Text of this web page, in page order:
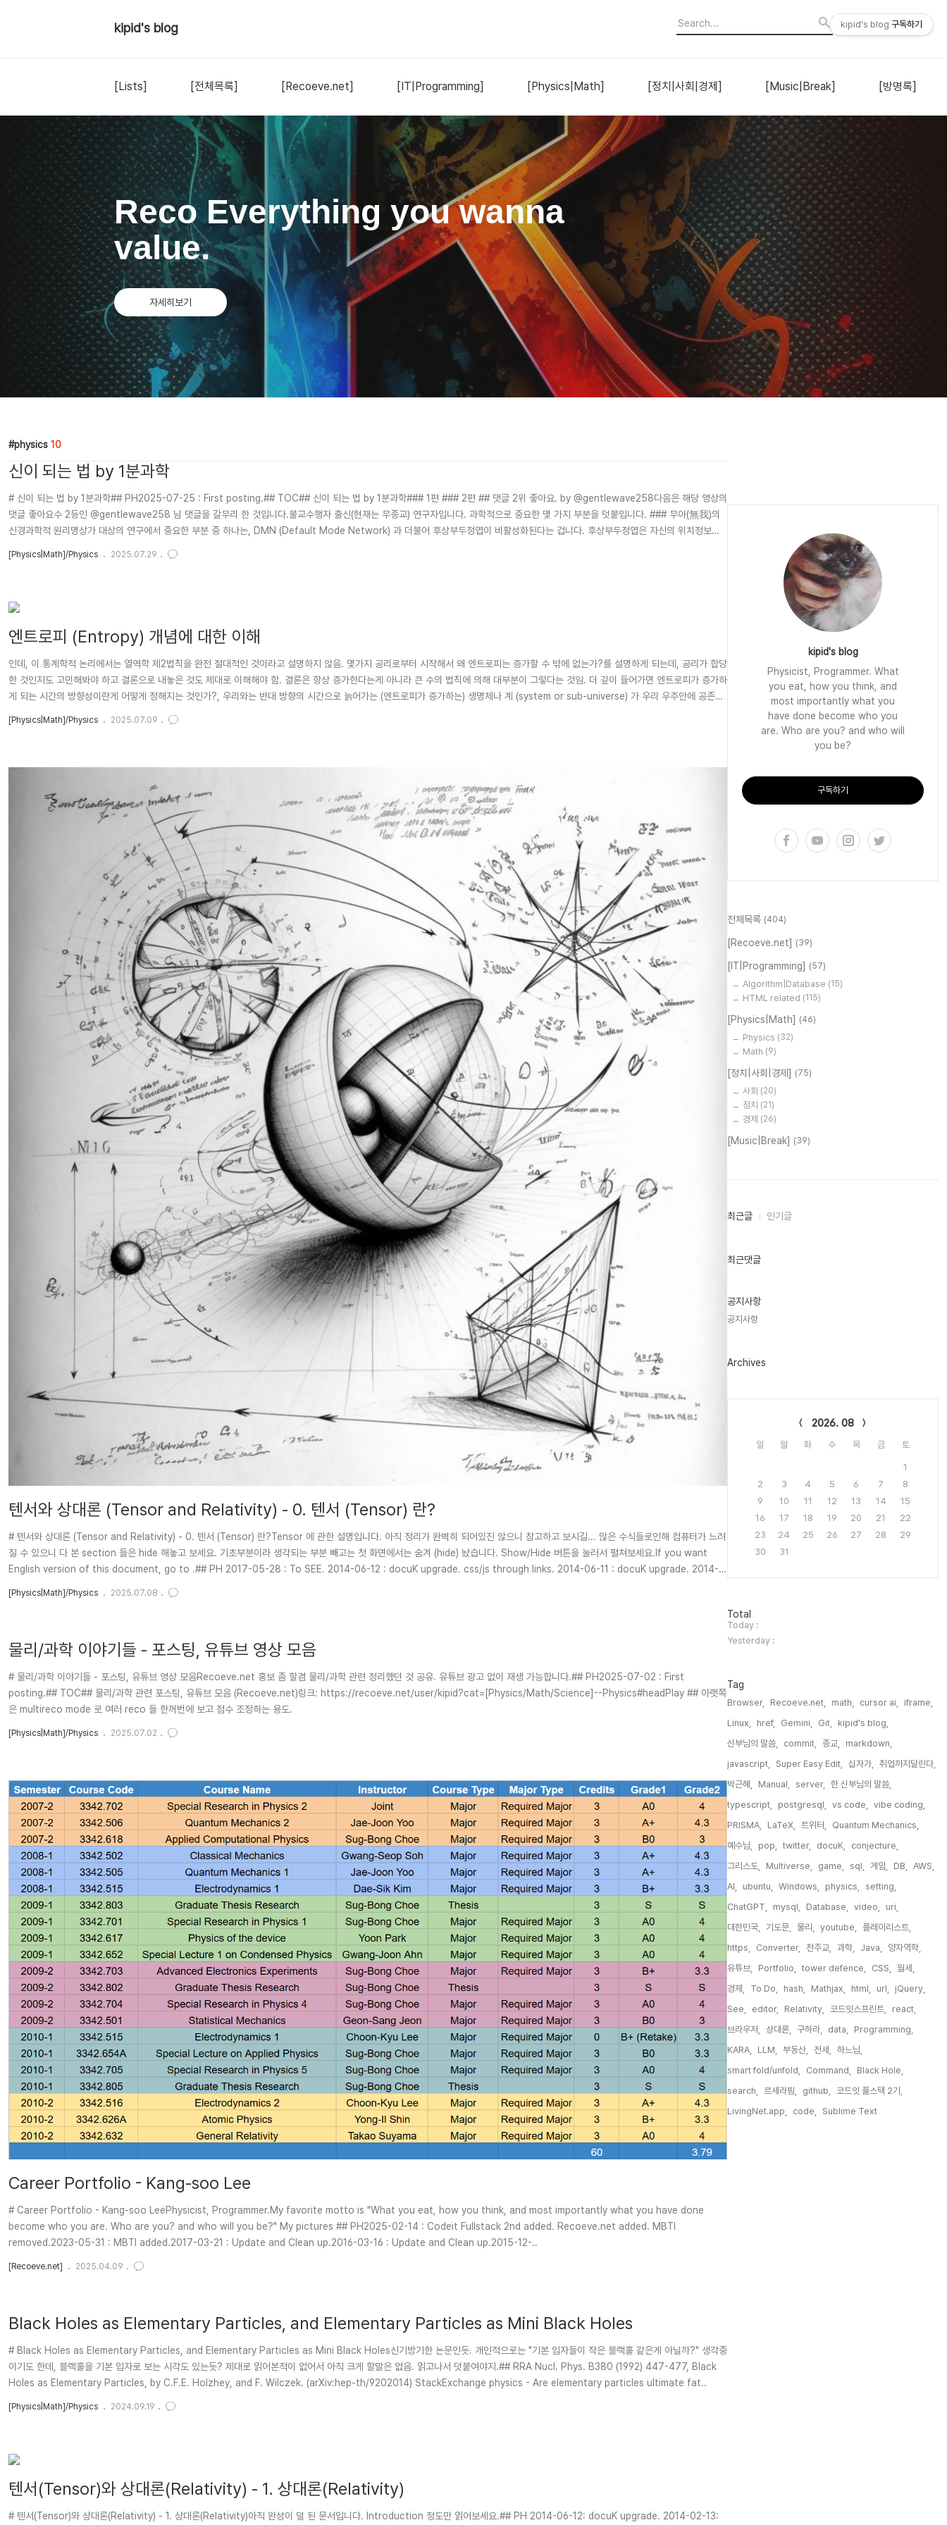
kipid's blog
[Lists] [전체목록] [Recoeve.net] [IT|Programming] [Physics|Math] [정치|사회|경제] [Music|Break] [방명록]
Reco Everything you wanna
value.
자세히보기
physics 10
신이 되는 법 by 1분과학
# 신이 되는 법 by 1분과학## PH2025-07-25 : First posting.## TOC## 신이 되는 법 by 1분과학### 1편 ### 2편 ## 댓글 2위 좋아요. by @gentlewave258다음은 해당 영상의
댓글 좋아요수 2등인 @gentlewave258 님 댓글을 갈무리 한 것입니다.불교수행자 출신(현재는 무종교) 연구자입니다. 과학적으로 중요한 몇 가지 부분을 덧붙입니다. ### 무아(無我)의
신경과학적 원리명상가 대상의 연구에서 중요한 부분 중 하나는, DMN (Default Mode Network) 과 더불어 후상부두정엽이 비활성화된다는 겁니다. 후상부두정엽은 자신의 위치정보를
[Physics|Math]/Physics 2025.07.29
엔트로피 (Entropy) 개념에 대한 이해
인데, 이 통계학적 논리에서는 열역학 제2법칙을 완전 절대적인 것이라고 설명하지 않음. 몇가지 공리로부터 시작해서 왜 엔트로피는 증가할 수 밖에 없는가?를 설명하게 되는데, 공리가 합당
한 것인지도 고민해봐야 하고 결론으로 내놓은 것도 제대로 이해해야 함. 결론은 항상 증가한다는게 아니라 큰 수의 법칙에 의해 대부분이 그렇다는 것임. 더 깊이 들어가면 엔트로피가 증가하
게 되는 시간의 방향성이란게 어떻게 정해지는 것인가?, 우리와는 반대 방향의 시간으로 늙어가는 (엔트로피가 증가하는) 생명체나 계 (system or sub-universe) 가 우리 우주안에 공존할
[Physics|Math]/Physics 2025.07.09
텐서와 상대론 (Tensor and Relativity) - 0. 텐서 (Tensor) 란?
# 텐서와 상대론 (Tensor and Relativity) - 0. 텐서 (Tensor) 란?Tensor 에 관한 설명입니다. 아직 정리가 완벽히 되어있진 않으니 참고하고 보시길... 많은 수식들로인해 컴퓨터가 느려
질 수 있으니 다 본 section 들은 hide 해놓고 보세요. 기초부분이라 생각되는 부분 빼고는 첫 화면에서는 숨겨 (hide) 놨습니다. Show/Hide 버튼을 눌러서 펼쳐보세요.If you want
English version of this document, go to .## PH 2017-05-28 : To SEE. 2014-06-12 : docuK upgrade. css/js through links. 2014-06-11 : docuK upgrade. 2014-
[Physics|Math]/Physics 2025.07.08
물리/과학 이야기들 - 포스팅, 유튜브 영상 모음
# 물리/과학 이야기들 - 포스팅, 유튜브 영상 모음Recoeve.net 홍보 좀 할겸 물리/과학 관련 정리했던 것 공유. 유튜브 광고 없이 재생 가능합니다.## PH2025-07-02 : First
posting.## TOC## 물리/과학 관련 포스팅, 유튜브 모음 (Recoeve.net)링크: https://recoeve.net/user/kipid?cat=[Physics/Math/Science]--Physics#headPlay ## 아랫쪽
은 multireco mode 로 여러 reco 들 한꺼번에 보고 점수 조정하는 용도.
[Physics|Math]/Physics 2025.07.02
Career Portfolio - Kang-soo Lee
# Career Portfolio - Kang-soo LeePhysicist, Programmer.My favorite motto is "What you eat, how you think, and most importantly what you have done
become who you are. Who are you? and who will you be?" My pictures ## PH2025-02-14 : Codeit Fullstack 2nd added. Recoeve.net added. MBTI
removed.2023-05-31 : MBTI added.2017-03-21 : Update and Clean up.2016-03-16 : Update and Clean up.2015-12-..
[Recoeve.net] 2025.04.09
Black Holes as Elementary Particles, and Elementary Particles as Mini Black Holes
# Black Holes as Elementary Particles, and Elementary Particles as Mini Black Holes신기방기한 논문인듯. 개인적으로는 "기본 입자들이 작은 블랙홀 같은게 아닐까?" 생각중
이기도 한데, 블랙홀을 기본 입자로 보는 시각도 있는듯? 제대로 읽어본적이 없어서 아직 크게 할말은 없음. 읽고나서 덧붙여야지.## RRA Nucl. Phys. B380 (1992) 447-477, Black
Holes as Elementary Particles, by C.F.E. Holzhey, and F. Wilczek. (arXiv:hep-th/9202014) StackExchange physics - Are elementary particles ultimate fat..
[Physics|Math]/Physics 2024.09.19
텐서(Tensor)와 상대론(Relativity) - 1. 상대론(Relativity)
# 텐서(Tensor)와 상대론(Relativity) - 1. 상대론(Relativity)아직 완성이 덜 된 문서입니다. Introduction 정도만 읽어보세요.## PH 2014-06-12: docuK upgrade. 2014-02-13:
kipid's blog
Physicist, Programmer. What
you eat, how you think, and
most importantly what you
have done become who you
are. Who are you? and who will
you be?
구독하기
전체목록 (404)
[Recoeve.net] (39)
[IT|Programming] (57)
Algorithm|Database (15)
HTML related (115)
[Physics|Math] (46)
Physics (32)
Math (9)
[정치|사회|경제] (75)
사회 (20)
정치 (21)
경제 (26)
[Music|Break] (39)
최
인
최근글 인기글
최근댓글
공지사항
공지사항
Archives
2026. 08
일 월 화 수 목 금 토
1
2
3 4 5 6 7
8
9
10 11 12 13 14
15
16
17 18 19 20 21
22
23
24 25 26 27 28
29
30
31
방
문
자
수
Total
Today :
Yesterday :
Tag
Browser, Recoeve.net, math, cursor ai,
iframe,
Linux,
href, Gemini, Git,
kipid's blog,
신부님의 말씀,
commit, 종교,
markdown,
javascript,
Super Easy Edit, 십자가,
취업까지달린다,
박근혜,
Manual, server,
한 신부님의 말씀,
typescript,
postgresql, vs code,
vibe coding,
PRISMA,
LaTeX, 트위터,
Quantum Mechanics,
예수님,
pop, twitter, docuK,
conjecture,
그리스도,
Multiverse, game, sql, 게임, DB,
AWS,
AI,
ubuntu, Windows, physics,
setting,
ChatGPT,
mysql, Database, video,
uri,
대한민국,
기도문, 물리, youtube,
플레이리스트,
https,
Converter, 천주교, 과학, Java,
양자역학,
유튜브,
Portfolio, tower defence, CSS,
월세,
경제,
To Do, hash, Mathjax, html, url,
jQuery,
See,
editor, Relativity, 코드잇스프린트,
react,
브라우저,
상대론, 구하라, data,
Programming,
KARA,
LLM, 부동산, 전세,
하느님,
smart fold/unfold,
Command,
Black Hole,
search,
르세라핌, github,
코드잇 풀스택 2기,
LivingNet.app,
code, Sublime Text,
kipid's blog 구독하기